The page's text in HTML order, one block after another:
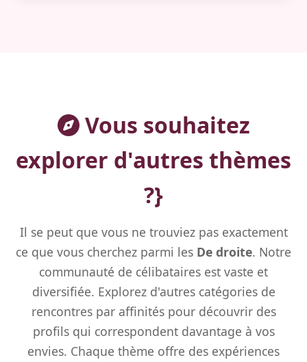
Vous souhaitez
explorer d'autres thèmes
?}
Il se peut que vous ne trouviez pas exactement
ce que vous cherchez parmi les De droite. Notre
communauté de célibataires est vaste et
diversifiée. Explorez d'autres catégories de
rencontres par affinités pour découvrir des
profils qui correspondent davantage à vos
envies. Chaque thème offre des expériences